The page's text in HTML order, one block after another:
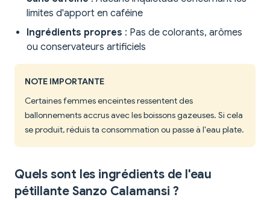
limites d'apport en caféine
Ingrédients propres : Pas de colorants, arômes
ou conservateurs artificiels
NOTE IMPORTANTE
Certaines femmes enceintes ressentent des
ballonnements accrus avec les boissons gazeuses. Si cela
se produit, réduis ta consommation ou passe à l'eau plate.
Quels sont les ingrédients de l'eau
pétillante Sanzo Calamansi ?